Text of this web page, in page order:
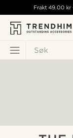
Søk
Frakt49.00 kr